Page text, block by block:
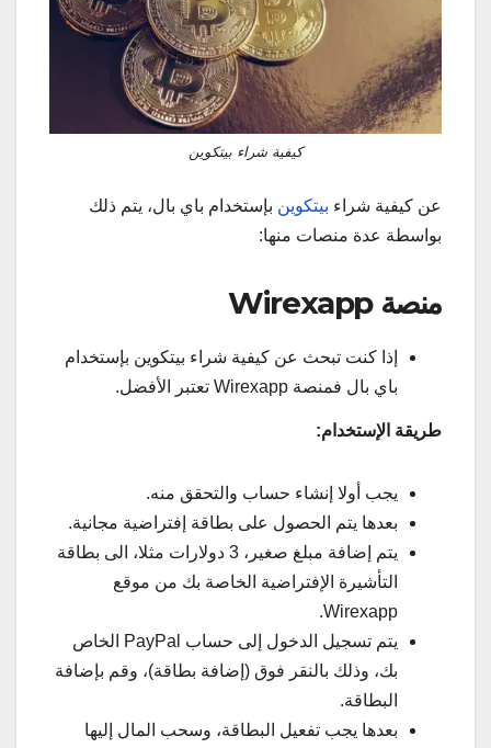
كيفية شراء بيتكوين
عن كيفية شراء بيتكوين بإستخدام باي بال، يتم ذلك
بواسطة عدة منصات منها:
منصة Wirexapp
إذا كنت تبحث عن كيفية شراء بيتكوين بإستخدام
باي بال فمنصة Wirexapp تعتبر الأفضل.
طريقة الإستخدام:
يجب أولا إنشاء حساب والتحقق منه.
بعدها يتم الحصول على بطاقة إفتراضية مجانية.
يتم إضافة مبلغ صغير، 3 دولارات مثلا، الى بطاقة
التأشيرة الإفتراضية الخاصة بك من موقع
Wirexapp.
يتم تسجيل الدخول إلى حساب PayPal الخاص
بك، وذلك بالنقر فوق (إضافة بطاقة)، وقم بإضافة
البطاقة.
بعدها يجب تفعيل البطاقة، وسحب المال إليها